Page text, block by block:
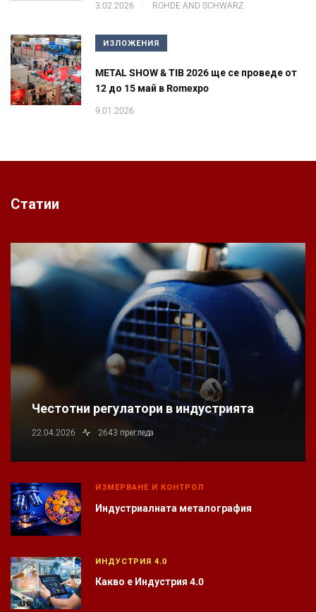
3.02.2026 ROHDE AND SCHWARZ
ИЗЛОЖЕНИЯ
METAL SHOW & TIB 2026 ще се проведе от
12 до 15 май в Romexpo
9.01.2026
Статии
Честотни регулатори в индустрията
22.04.2026 2643 прегледа
ИЗМЕРВАНЕ И КОНТРОЛ
Индустриалната металография
ИНДУСТРИЯ 4.0
Какво е Индустрия 4.0